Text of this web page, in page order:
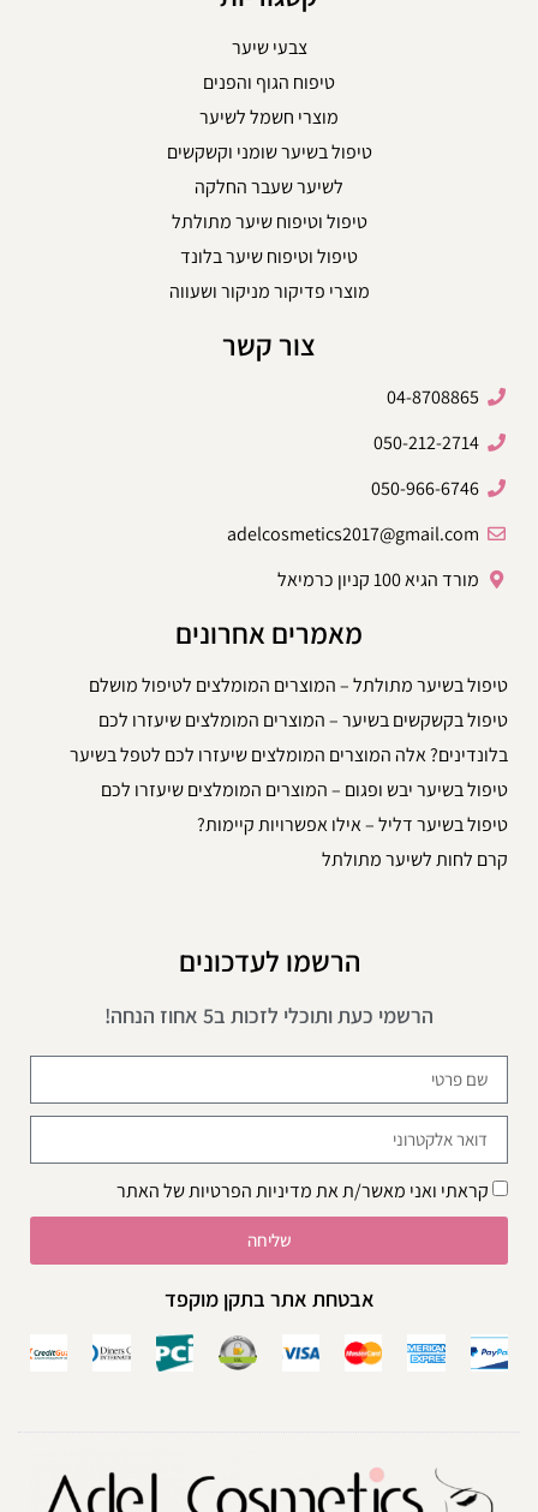
צבעי שיער
טיפוח הגוף והפנים
מוצרי חשמל לשיער
טיפול בשיער שומני וקשקשים
לשיער שעבר החלקה
טיפול וטיפוח שיער מתולתל
טיפול וטיפוח שיער בלונד
מוצרי פדיקור מניקור ושעווה
צור קשר
04-8708865
050-212-2714
050-966-6746
adelcosmetics2017@gmail.com
מורד הגיא 100 קניון כרמיאל
מאמרים אחרונים
טיפול בשיער מתולתל – המוצרים המומלצים לטיפול מושלם
טיפול בקשקשים בשיער – המוצרים המומלצים שיעזרו לכם
בלונדינים? אלה המוצרים המומלצים שיעזרו לכם לטפל בשיער
טיפול בשיער יבש ופגום – המוצרים המומלצים שיעזרו לכם
טיפול בשיער דליל – אילו אפשרויות קיימות?
קרם לחות לשיער מתולתל
הרשמו לעדכונים
הרשמי כעת ותוכלי לזכות ב5 אחוז הנחה!
קראתי ואני מאשר/ת אתמדיניות הפרטיותשל האתר
שליחה
אבטחת אתר בתקן מוקפד